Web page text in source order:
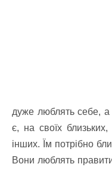
дуже люблять себе,
є, на своїх
інших. Їм потрібно
Вони люблять